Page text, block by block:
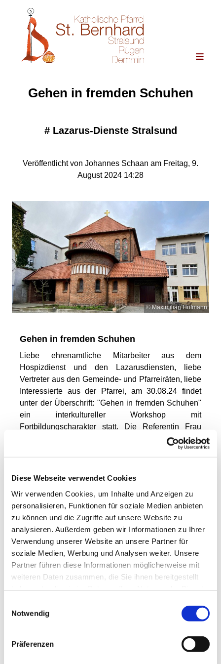
Diese Webseite verwendet Cookies
Wir verwenden Cookies, um Inhalte und Anzeigen zu
personalisieren, Funktionen für soziale Medien anbieten
zu können und die Zugriffe auf unsere Website zu
analysieren. Außerdem geben wir Informationen zu Ihrer
Verwendung unserer Website an unsere Partner für
soziale Medien, Werbung und Analysen weiter. Unsere
Partner führen diese Informationen möglicherweise mit
weiteren Daten zusammen, die Sie ihnen bereitgestellt
Notwendig
Präferenzen
Gehen in fremden Schuhen
# Lazarus-Dienste Stralsund
Veröffentlicht von Johannes Schaan am Freitag, 9.
August 2024 14:28
© Maximilian Hofmann
Gehen in fremden Schuhen
Liebe ehrenamtliche Mitarbeiter aus dem
Hospizdienst und den Lazarusdiensten, liebe
Vertreter aus den Gemeinde- und Pfarreiräten, liebe
Interessierte aus der Pfarrei, am 30.08.24 findet
unter der Überschrift: "Gehen in fremden Schuhen"
ein interkultureller Workshop mit
Fortbildungscharakter statt. Die Referentin Frau
Klaudia Höfig aus Berlin würde uns von 10 Uhr bis
15 Uhr im Stralsund, Frankenwall 7, zu den
- Einzigartigkeit als Chance
- Vielfalt wahrnehmen- Potentiale erkennen
- Wie kann Zusammenarbeit gelingen?
- Selbstwahrnehmung - Fremdwahrnehmung
fortbilden. Der Workshop ist praxisorientiert und ist
auch für Menschen interessant, die mit Geflüchteten
Interesse und Zeit hat ist herzlich eingeladen.
m.steinfurth@caritas-vorpommern.de oder
telefonisch über 017680552479 bei Martina